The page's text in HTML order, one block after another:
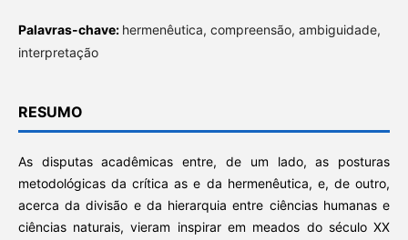
Palavras-chave: hermenêutica, compreensão, ambiguidade,
interpretação
RESUMO
As disputas acadêmicas entre, de um lado, as posturas
metodológicas da crítica as e da hermenêutica, e, de outro,
acerca da divisão e da hierarquia entre ciências humanas e
ciências naturais, vieram inspirar em meados do século XX